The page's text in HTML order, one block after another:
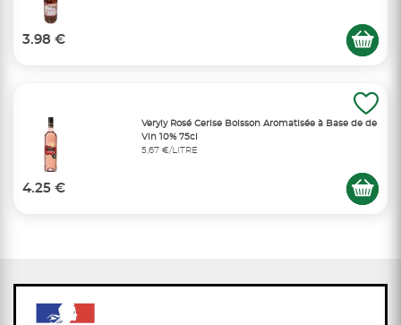
3.98 €
Veryly Rosé Cerise Boisson Aromatisée à Base de de
Vin 10% 75cl
5,67 €/LITRE
4.25 €